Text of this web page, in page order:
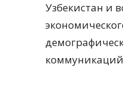
Узбекистан и